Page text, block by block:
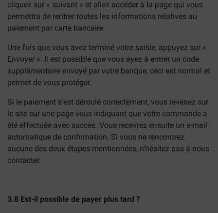
cliquez sur « suivant » et allez accéder à la page qui vous
permettra de rentrer toutes les informations relatives au
paiement par carte bancaire.
Une fois que vous avez terminé votre saisie, appuyez sur «
Envoyer ». Il est possible que vous ayez à entrer un code
supplémentaire envoyé par votre banque, ceci est normal et
permet de vous protéger.
Si le paiement s'est déroulé correctement, vous revenez sur
le site sur une page vous indiquant que votre commande a
été effectuée avec succès. Vous recevrez ensuite un e-mail
automatique de confirmation. Si vous ne rencontrez
aucune des deux étapes mentionnées, n'hésitez pas à nous
contacter.
3.8 Est-il possible de payer plus tard ?